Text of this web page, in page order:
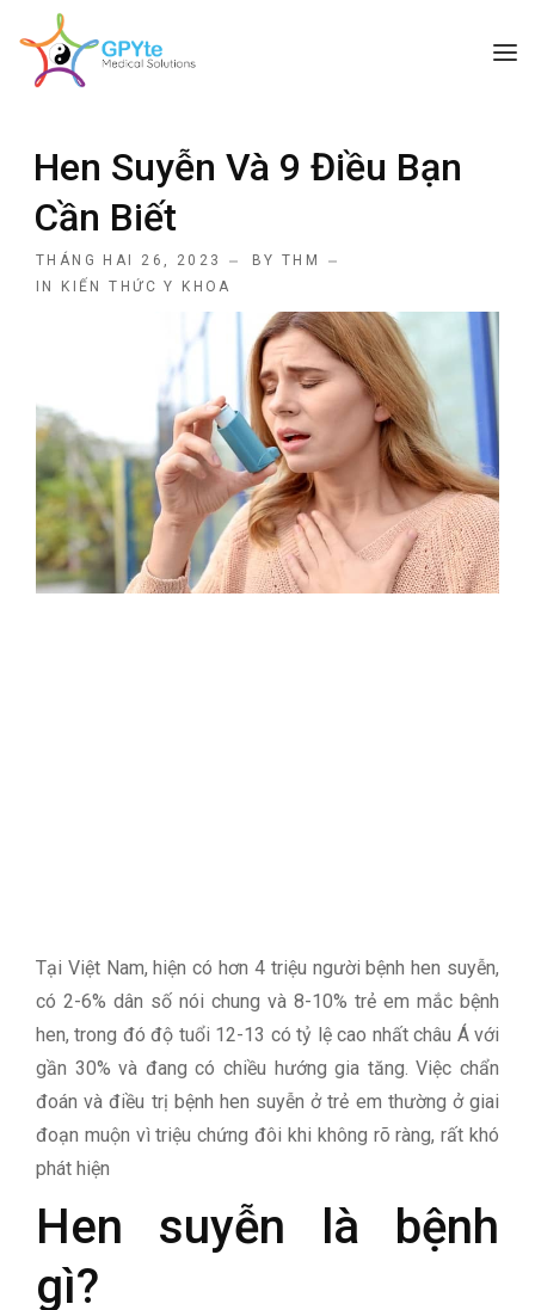
GIỚI THIỆU
CÁC DỊCH VỤ
BÀI VIẾT HAY
Hen Suyễn Và 9 Điều Bạn
Cần Biết
THÁNG HAI 26, 2023 BYTHM
IN
KIẾN THỨC Y KHOA
Tại Việt Nam, hiện có hơn 4 triệu người bệnh hen suyễn,
có 2-6% dân số nói chung và 8-10% trẻ em mắc bệnh
hen, trong đó độ tuổi 12-13 có tỷ lệ cao nhất châu Á với
gần 30% và đang có chiều hướng gia tăng. Việc chẩn
đoán và điều trị bệnh hen suyễn ở trẻ em thường ở giai
đoạn muộn vì triệu chứng đôi khi không rõ ràng, rất khó
phát hiện
Hen suyễn là bệnh
gì?